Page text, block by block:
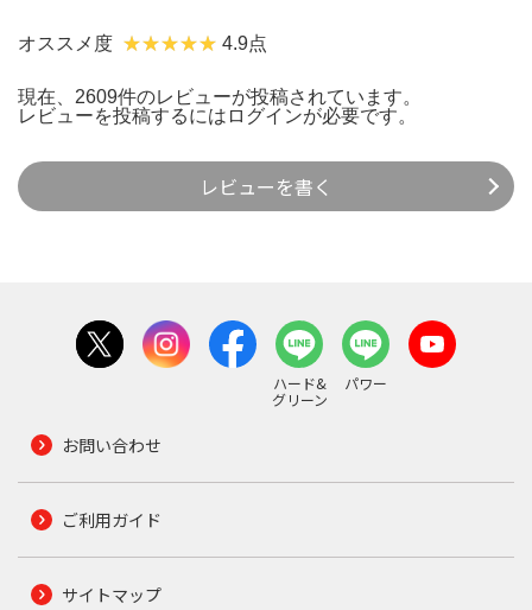
オススメ度 4.9点
現在、2609件のレビューが投稿されています。
レビューを投稿するには ログインが必要です。
レビューを書く
ハード&
グリーン
パワー
お問い合わせ
ご利用ガイド
サイトマップ